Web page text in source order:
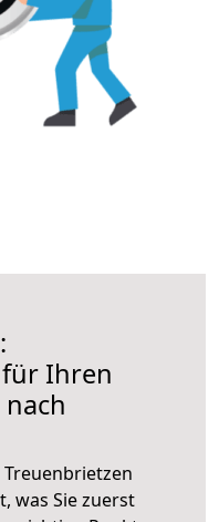
Ihren
was Sie zuerst